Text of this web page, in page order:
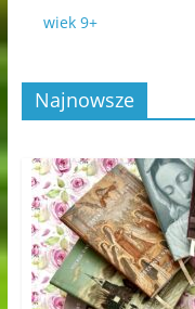
wiek 9+
Najnowsze